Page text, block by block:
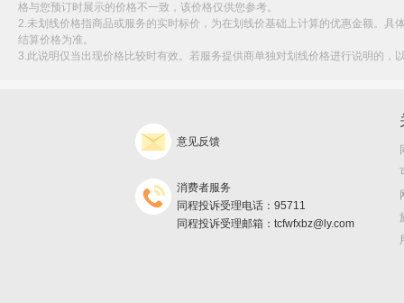
格与您预订时展示的价格不一致，该价格仅供您参考。
2.未划线价格指商品或服务的实时标价，为在划线价基础上计算的优惠金额。
结算价格为准。
3.此说明仅当出现价格比较时有效。若服务提供商单独对划线价格进行说明的
意见反馈
消费者服务
同程投诉受理电话：95711
同程投诉受理邮箱：tcfwfxbz@ly.com